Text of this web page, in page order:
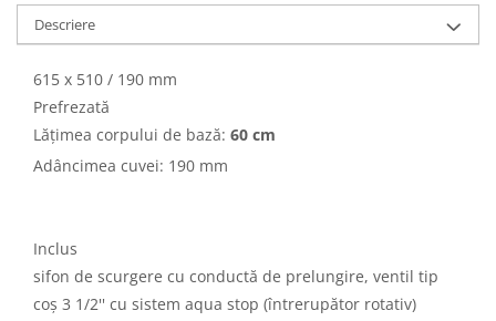
Descriere
615 x 510 / 190 mm
Prefrezată
Lățimea corpului de bază: 60 cm
Adâncimea cuvei: 190 mm
Inclus
sifon de scurgere cu conductă de prelungire, ventil tip
coș 3 1/2'' cu sistem aqua stop (întrerupător rotativ)